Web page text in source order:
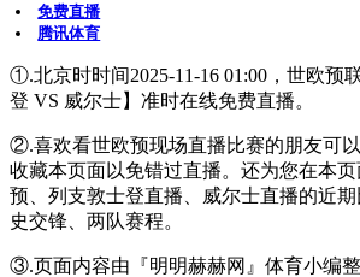
免费直播
腾讯体育
①.北京时时间2025-11-16 01:00，世欧预
登 VS 威尔士】准时在线免费直播。
②.喜欢看世欧预现场直播比赛的朋友可以
收藏本页面以免错过直播。还为您在本
预、列支敦士登直播、威尔士直播的近
史交锋、两队赛程。
③.页面内容由『明明赫赫网』体育小编